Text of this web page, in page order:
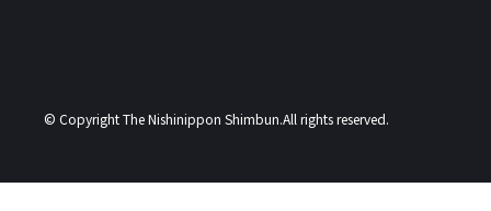
© Copyright The Nishinippon Shimbun.All rights reserved.